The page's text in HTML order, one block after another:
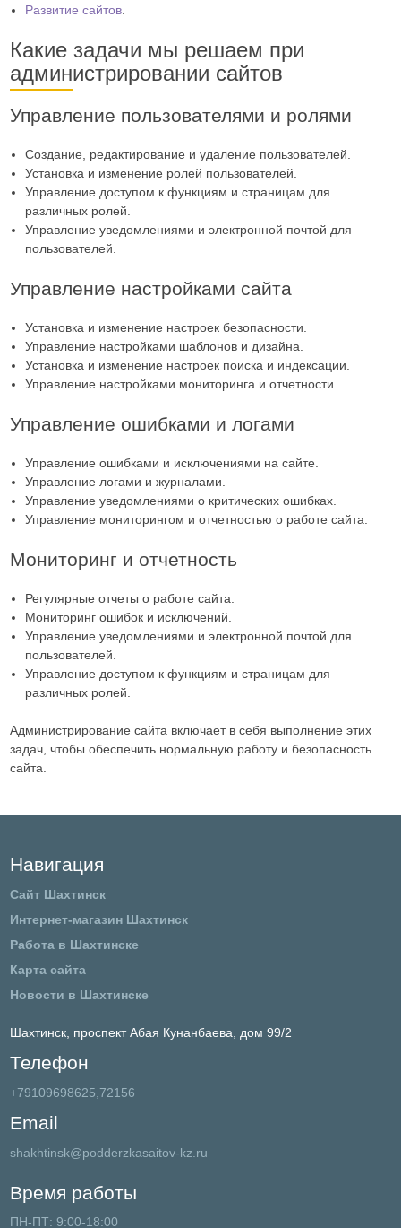
Развитие сайтов.
Какие задачи мы решаем при
администрировании сайтов
Управление пользователями и ролями
Создание, редактирование и удаление пользователей.
Установка и изменение ролей пользователей.
Управление доступом к функциям и страницам для
различных ролей.
Управление уведомлениями и электронной почтой для
пользователей.
Управление настройками сайта
Установка и изменение настроек безопасности.
Управление настройками шаблонов и дизайна.
Установка и изменение настроек поиска и индексации.
Управление настройками мониторинга и отчетности.
Управление ошибками и логами
Управление ошибками и исключениями на сайте.
Управление логами и журналами.
Управление уведомлениями о критических ошибках.
Управление мониторингом и отчетностью о работе сайта.
Мониторинг и отчетность
Регулярные отчеты о работе сайта.
Мониторинг ошибок и исключений.
Управление уведомлениями и электронной почтой для
пользователей.
Управление доступом к функциям и страницам для
различных ролей.
Администрирование сайта включает в себя выполнение этих
задач, чтобы обеспечить нормальную работу и безопасность
сайта.
Навигация
Сайт Шахтинск
Интернет-магазин Шахтинск
Работа в Шахтинске
Карта сайта
Новости в Шахтинске
Шахтинск, проспект Абая Кунанбаева, дом 99/2
Телефон
+79109698625,72156
Email
shakhtinsk@podderzkasaitov-kz.ru
Время работы
ПН-ПТ: 9:00-18:00